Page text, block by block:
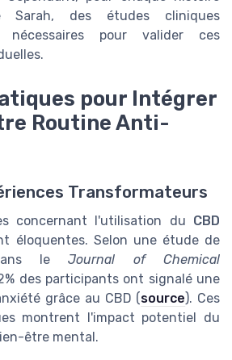
Sarah, des études cliniques
nécessaires pour valider ces
pour Intégrer
Routine Anti-
Transformateurs
concernant l'utilisation du CBD
éloquentes. Selon une étude de
leJournal of Chemical
des participants ont signalé une
grâce au CBD (source). Ces
montrent l'impact potentiel du
être mental.